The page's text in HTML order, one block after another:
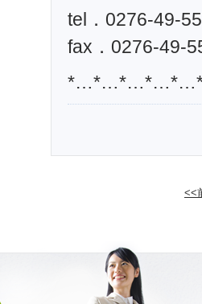
tel．0276-49-
fax．0276-49-
<<